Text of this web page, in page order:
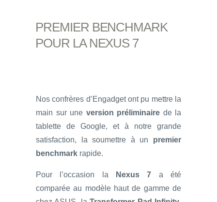
PREMIER BENCHMARK
POUR LA NEXUS 7
Nos confrères d’Engadget ont pu mettre la
main sur une version préliminaire de la
tablette de Google, et à notre grande
satisfaction, la soumettre à un premier
benchmark rapide.
Pour l’occasion la Nexus 7 a été
comparée au modèle haut de gamme de